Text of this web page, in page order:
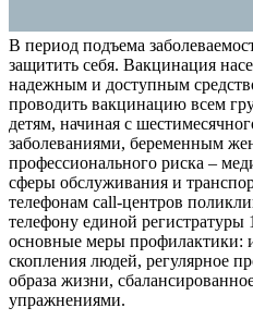
В период подъема
защитить себя. Вакцинация
надежным и доступным
проводить вакцинацию всем
детям, начиная с
заболеваниями, беременным
профессионального риска –
сферы обслуживания и
телефонам call-центров
телефону единой регистратуры
основные меры профилактики:
скопления людей, регулярное
образа жизни,
упражнениями.